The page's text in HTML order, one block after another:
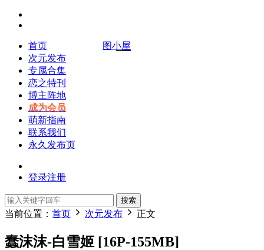
图小屋
首页
次元发布
专属合集
恋之特刊
博主阵地
成为会员
萌新指南
联系我们
永久发布页
登录注册
搜索
当前位置： 首页 次元发布 正文
蠢沫沫-白雪姬 [16P-155MB]